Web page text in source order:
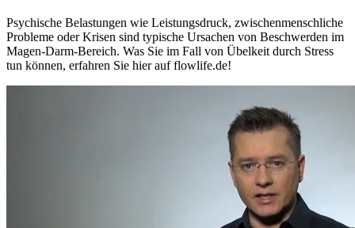
Psychische Belastungen wie Leistungsdruck, zwischenmenschliche
Probleme oder Krisen sind typische Ursachen von Beschwerden im
Magen-Darm-Bereich. Was Sie im Fall von Übelkeit durch Stress
tun können, erfahren Sie hier auf flowlife.de!